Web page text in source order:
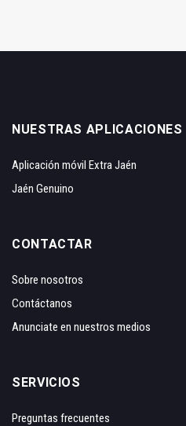
NUESTRAS APLICACIONES
Aplicación móvil Extra Jaén
Jaén Genuino
CONTACTAR
Sobre nosotros
Contáctanos
Anunciate en nuestros medios
SERVICIOS
Preguntas frecuentes